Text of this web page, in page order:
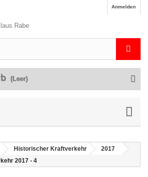
Anmelden
(Leer)
Historischer Kraftverkehr
2017
2017 - 4